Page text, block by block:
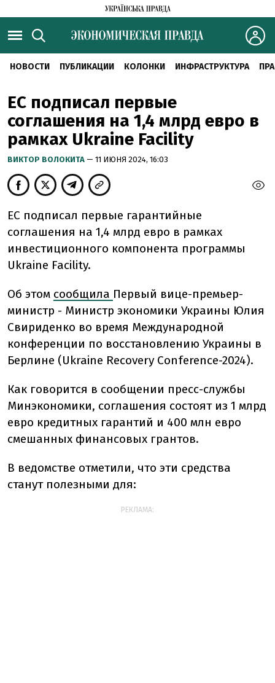
НОВОСТИ ПУБЛИКАЦИИ КОЛОНКИ ИНФРАСТРУКТУРА
ЕС подписал первые
соглашения на 1,4 млрд евро в
рамках Ukraine Facility
ВИКТОР ВОЛОКИТА — 11 ИЮНЯ 2024, 16:03
ЕС подписал первые гарантийные
соглашения на 1,4 млрд евро в рамках
инвестиционного компонента программы
Ukraine Facility.
Об этом сообщила Первый вице-премьер-
министр - Министр экономики Украины Юлия
Свириденко во время Международной
конференции по восстановлению Украины в
Берлине (Ukraine Recovery Conference-2024).
Как говорится в сообщении пресс-службы
Минэкономики, соглашения состоят из 1 млрд
евро кредитных гарантий и 400 млн евро
смешанных финансовых грантов.
В ведомстве отметили, что эти средства
станут полезными для:
РЕКЛАМА: